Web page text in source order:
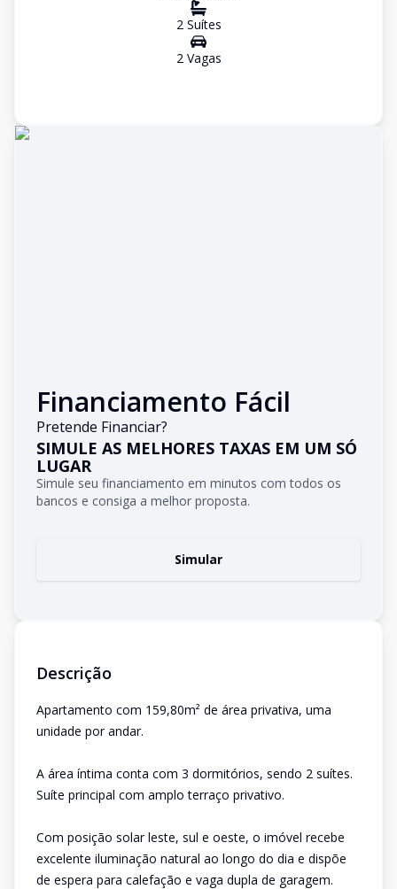
2Suítes
2Vagas
Financiamento Fácil
Pretende Financiar?
SIMULE AS MELHORES TAXAS EM UM SÓ
LUGAR
Simule seu financiamento em minutos com todos os
bancos e consiga a melhor proposta.
Simular
Descrição
Apartamento com 159,80m² de área privativa, uma
unidade por andar.
A área íntima conta com 3 dormitórios, sendo 2 suítes.
Suíte principal com amplo terraço privativo.
Com posição solar leste, sul e oeste, o imóvel recebe
excelente iluminação natural ao longo do dia e dispõe
de espera para calefação e vaga dupla de garagem.